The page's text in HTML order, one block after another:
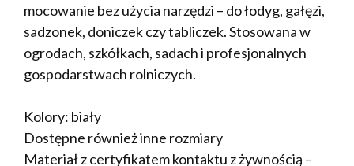
mocowanie bez użycia narzędzi – do łodyg, gałęzi,
sadzonek, doniczek czy tabliczek. Stosowana w
ogrodach, szkółkach, sadach i profesjonalnych
gospodarstwach rolniczych.
Kolory: biały
Dostępne również inne rozmiary
Materiał z certyfikatem kontaktu z żywnością –